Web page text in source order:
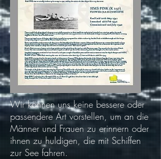
Wir können uns keine bessere oder
passendere Art vorstellen, um an die
Männer und Frauen zu erinnern oder
ihnen zu huldigen, die mit Schiffen
zur See fahren.